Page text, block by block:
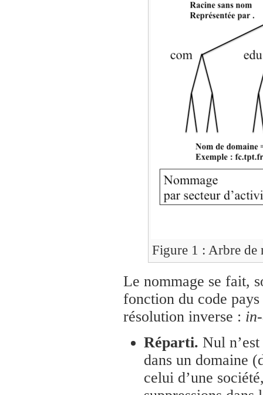
Figure 1 : Arbre de
Le nommage se fait,
fonction du code
résolution inverse :
Réparti. Nul
dans un domaine
celui d’une